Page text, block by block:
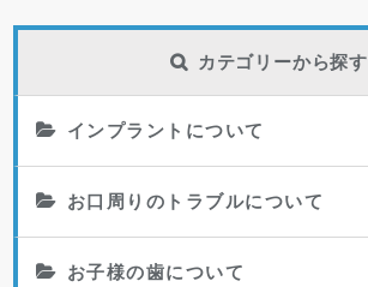
カテゴリーから探す
インプラントについて
お口周りのトラブルについて
お子様の歯について